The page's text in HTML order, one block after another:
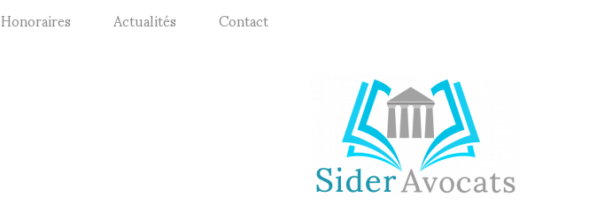
Honoraires Actualités Contact